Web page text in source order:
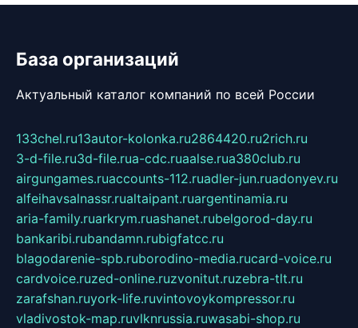
База организаций
Актуальный каталог компаний по всей России
133chel.ru13autor-kolonka.ru2864420.ru2rich.ru
3-d-file.ru3d-file.rua-cdc.ruaalse.rua380club.ru
airgungames.ruaccounts-112.ruadler-jun.ruadonyev.ru
alfeihavsalnassr.rualtaipant.ruargentinamia.ru
aria-family.ruarkrym.ruashanet.rubelgorod-day.ru
bankaribi.rubandamn.rubigfatcc.ru
blagodarenie-spb.ruborodino-media.rucard-voice.ru
cardvoice.ruzed-online.ruzvonitut.ruzebra-tlt.ru
zarafshan.ruyork-life.ruvintovoykompressor.ru
vladivostok-map.ruvlknrussia.ruwasabi-shop.ru